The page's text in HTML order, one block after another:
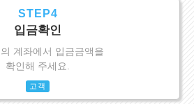
STEP4
입금확인
계좌에서 입금금액을
확인해 주세요.
고객